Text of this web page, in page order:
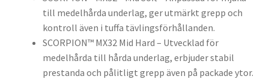
till medelhårda underlag, ger utmärkt grepp och
kontroll även i tuffa tävlingsförhållanden.
SCORPION™ MX32 Mid Hard – Utvecklad för
medelhårda till hårda underlag, erbjuder stabil
prestanda och pålitligt grepp även på packade ytor.